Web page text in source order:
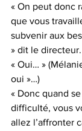
« On peut donc
que vous
subvenir aux
» dit le directeur.
« Oui… »
oui »…)
« Donc quand
difficulté, vous
allez l’affronter